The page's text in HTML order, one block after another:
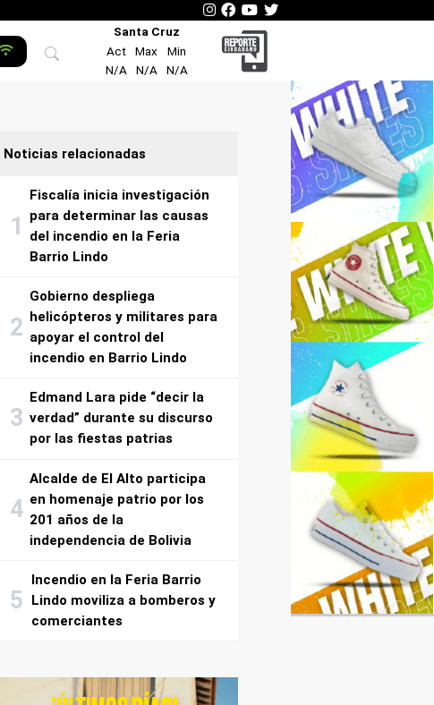
Santa Cruz
Act
Max
Min
N/A
N/A N/A
Noticias relacionadas
Fiscalía inicia investigación
para determinar las causas
del incendio en la Feria
Barrio Lindo
Gobierno despliega
helicópteros y militares para
apoyar el control del
incendio en Barrio Lindo
Edmand Lara pide “decir la
verdad” durante su discurso
por las fiestas patrias
Alcalde de El Alto participa
en homenaje patrio por los
201 años de la
independencia de Bolivia
Incendio en la Feria Barrio
Lindo moviliza a bomberos y
comerciantes